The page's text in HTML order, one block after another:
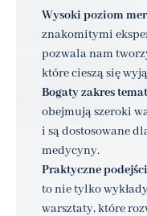
Wysoki poziom
znakomitymi
pozwala nam
które cieszą się
Bogaty zakres
obejmują szeroki
i są dostosowane
medycyny.
Praktyczne
to nie tylko
warsztaty, które